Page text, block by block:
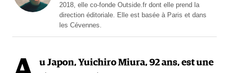
2018, elle co-fonde Outside.fr dont elle prend la
direction éditoriale. Elle est basée à Paris et dans
les Cévennes.
u Japon, Yuichiro Miura, 92 ans, est une